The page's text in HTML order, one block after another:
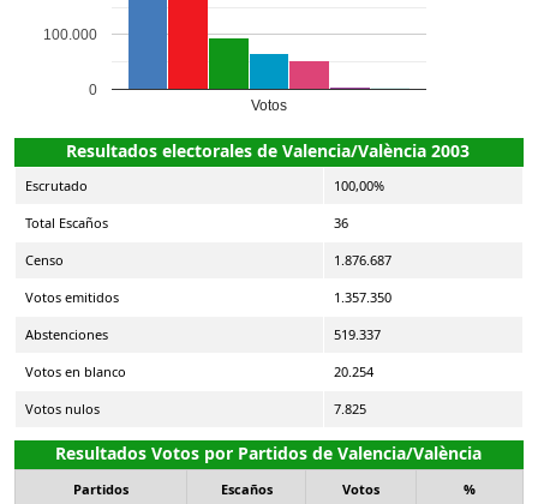
Votos
0
100.000
Resultados electorales de Valencia/València 2003
Escrutado 100,00%
Total Escaños 36
Censo 1.876.687
Votos emitidos 1.357.350
Abstenciones 519.337
Votos en blanco 20.254
Votos nulos 7.825
Resultados Votos por Partidos de Valencia/València
Partidos Escaños Votos %